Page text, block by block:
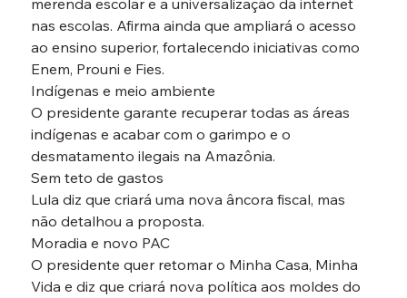
merenda escolar e a universalização da internet
nas escolas. Afirma ainda que ampliará o acesso
ao ensino superior, fortalecendo iniciativas como
Enem, Prouni e Fies.
Indígenas e meio ambiente
O presidente garante recuperar todas as áreas
indígenas e acabar com o garimpo e o
desmatamento ilegais na Amazônia.
Sem teto de gastos
Lula diz que criará uma nova âncora fiscal, mas
não detalhou a proposta.
Moradia e novo PAC
O presidente quer retomar o Minha Casa, Minha
Vida e diz que criará nova política aos moldes do